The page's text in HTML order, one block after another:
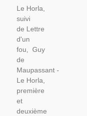
Guy De
Maupassant,
2001 -
Folie,
Fantasy,
Roman
Fantastique,
Littérature
XIXe
Siècle,
Le Horla,
suivi
de Lettre
d'un
fou, Guy
de
Maupassant -
Le Horla,
première
et
deuxième